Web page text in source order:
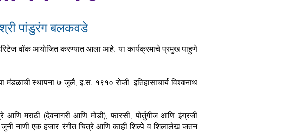
पांडुरंग बलकवडे
वॉक आयोजित करण्यात आला आहे. या कार्यक्रमाचे प्रमुख पाहुणे
मंडळाची स्थापना७ जुलै,इ.स. १९१० रोजी इतिहासाचार्यविश्वनाथ
मराठी (देवनागरी आणि मोडी), फारसी, पोर्तुगीज आणि इंग्रजी
नाणी एक हजार रंगीत चित्रे आणि काही शिल्पे व शिलालेख जतन